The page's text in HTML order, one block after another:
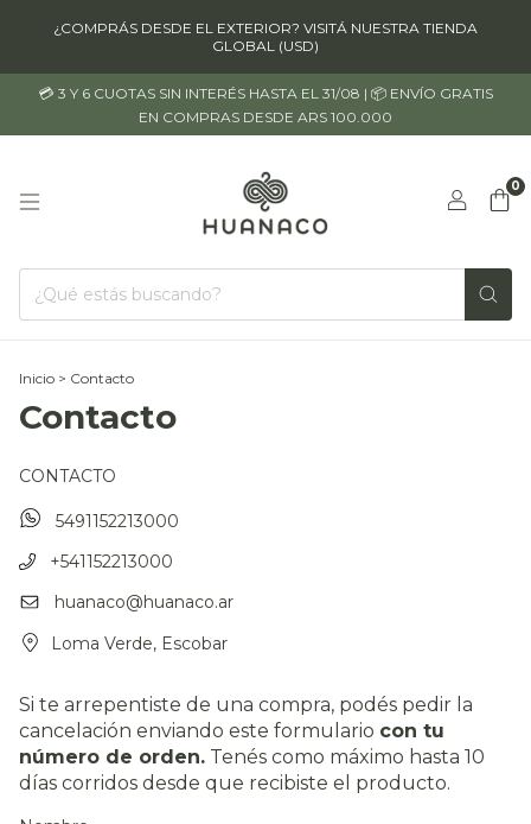
¿COMPRÁS DESDE EL EXTERIOR? VISITÁ NUESTRA TIENDA
GLOBAL (USD)
💳 3 Y 6 CUOTAS SIN INTERÉS HASTA EL 31/08 | 📦 ENVÍO GRATIS
EN COMPRAS DESDE ARS 100.000
0
Inicio > Contacto
Contacto
CONTACTO
5491152213000
+541152213000
huanaco@huanaco.ar
Loma Verde, Escobar
Si te arrepentiste de una compra, podés pedir la
cancelación enviando este formulario con tu
número de orden. Tenés como máximo hasta 10
días corridos desde que recibiste el producto.